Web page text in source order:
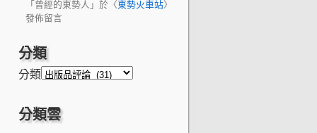
「 曾經的東勢人 」於〈 東勢火車站〉
發佈留言
分類
分類
分類雲